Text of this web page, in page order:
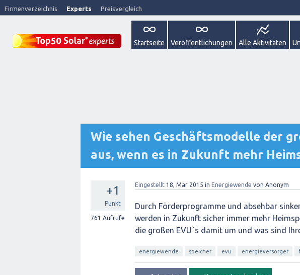
Firmenverzeichnis Experts Preisvergleich
Startseite Veröffentlichungen Alle Aktivitäten
Wie sehen Geschäftsmodelle der
aus, wenn es in Zukunft mehr
+1
Punkt
761 Aufrufe
Eingestellt 18, Mär 2015 in Energiewende von Anonym
Durch Förderprogramme und absehbar
werden in Zukunft sicher immer mehr
die großen EVU´s damit um und was sind
energiewende speicher evu energieversorger